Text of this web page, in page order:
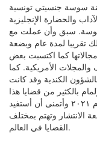
من مواليد 14-12-1996 بمدينة سوسة جنسيتي تونسية
والحضارة الإنجليزية
بسوسة. سبق وأن عملت مع
لمدة عام وبضعة
كما اكتسبت بعض
الأمريكية. كما
الكندية وقد كانت
بالكثير من قضايا هذا
البلد. ثم بدأت العمل مع صحيفة وطن أواخر عام ٢٠٢١ وأتمنى أن أستفيد
الانتشار وتهتم بمختلف
القضايا في العالم.